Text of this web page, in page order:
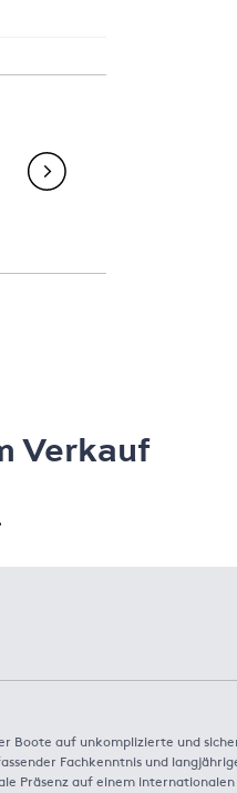
Verkauf
auf unkomplizierte und
Fachkenntnis und
Präsenz auf einem